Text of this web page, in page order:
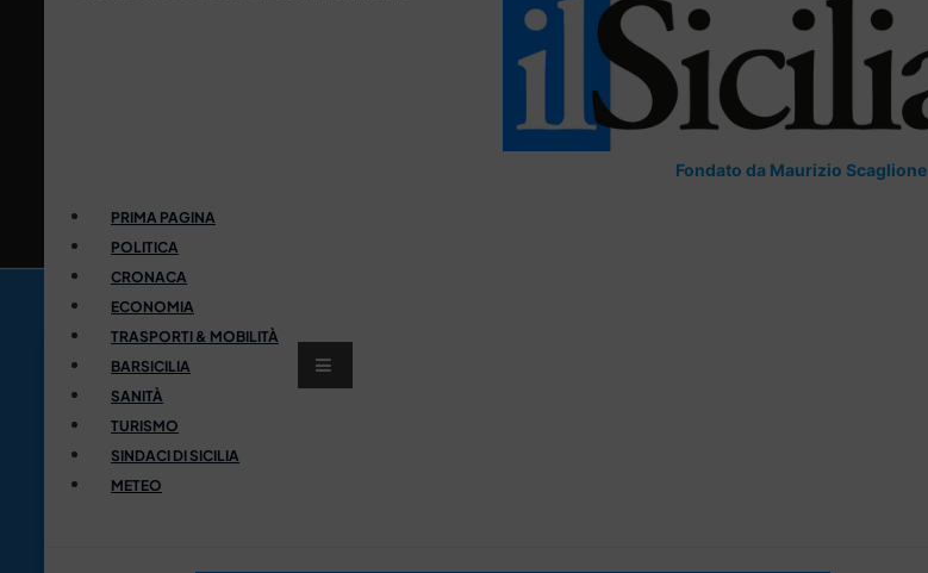
Fondato da Maurizio Scaglione
PRIMA PAGINA
POLITICA
CRONACA
ECONOMIA
TRASPORTI & MOBILITÀ
BARSICILIA
SANITÀ
TURISMO
SINDACI DI SICILIA
METEO